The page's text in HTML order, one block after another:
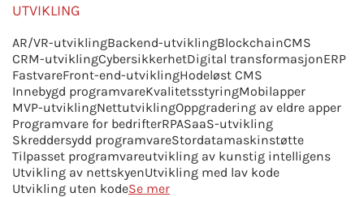
UTVIKLING
AR/VR-utviklingBackend-utviklingBlockchainCMS
CRM-utviklingCybersikkerhetDigital transformasjonERP
FastvareFront-end-utviklingHodeløst CMS
Innebygd programvareKvalitetsstyringMobilapper
MVP-utviklingNettutviklingOppgradering av eldre apper
Programvare for bedrifterRPASaaS-utvikling
Skreddersydd programvareStordatamaskinstøtte
Tilpasset programvareutvikling av kunstig intelligens
Utvikling av nettskyenUtvikling med lav kode
Utvikling uten kodeSe mer